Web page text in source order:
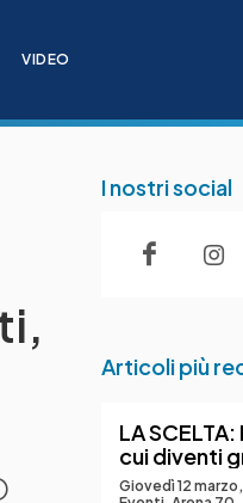
VIDEO
I nostri social
Articoli più
LA
cui diventi
Giovedì 12 marzo,